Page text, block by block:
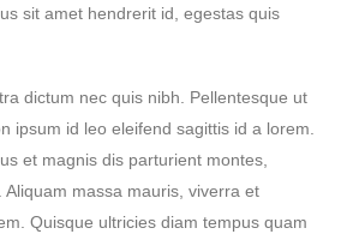
sit amet hendrerit id, egestas quis
dictum nec quis nibh. Pellentesque ut
ipsum id leo eleifend sagittis id a lorem.
et magnis dis parturient montes,
Aliquam massa mauris, viverra et
Quisque ultricies diam tempus quam